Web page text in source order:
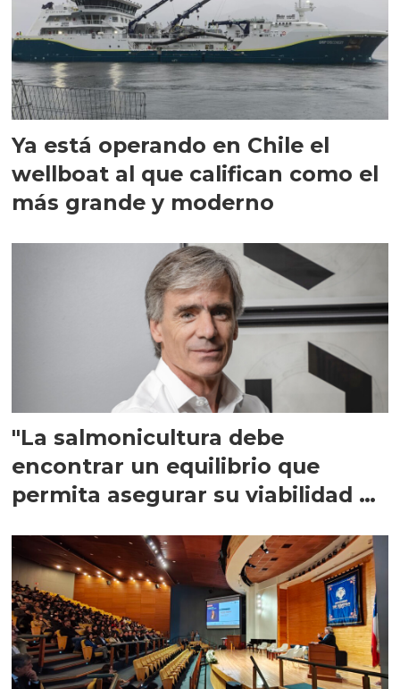
Ya está operando en Chile el
wellboat al que califican como el
más grande y moderno
"La salmonicultura debe
encontrar un equilibrio que
permita asegurar su viabilidad de